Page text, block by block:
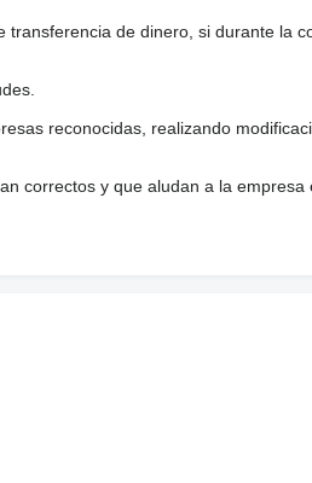
de dinero, si durante la
reconocidas, realizando
correctos y que aludan a la empresa